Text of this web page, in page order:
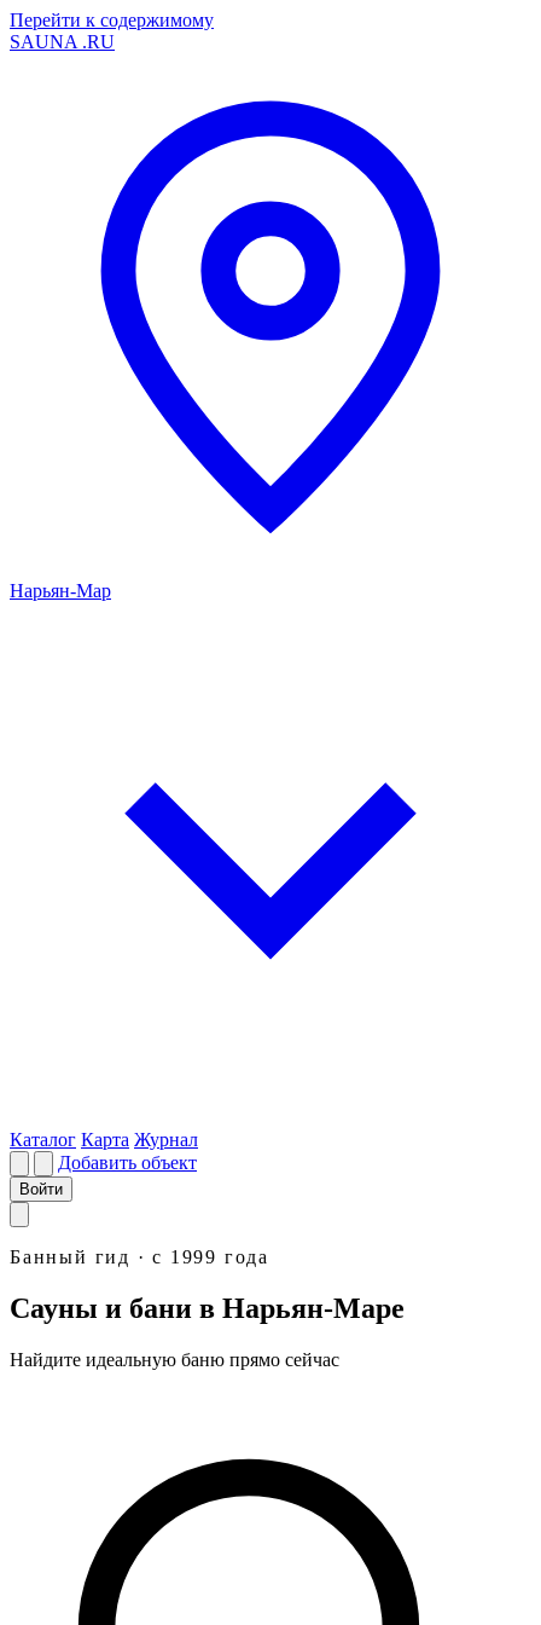
Перейти к содержимому
SAUNA .RU
Нарьян-Мар
Каталог Карта Журнал
Добавить объект
Войти
Банный гид · с 1999 года
Сауны и бани в Нарьян-Маре
Найдите идеальную баню прямо сейчас